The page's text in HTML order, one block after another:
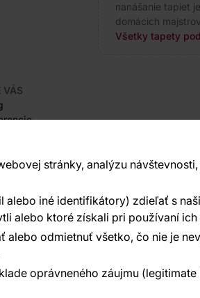
stránky, analýzu
alebo iné identifikátory) zdieľať s
alebo ktoré získali pri používaní ich
odmietnuť všetko, čo nie je
oprávneného záujmu
nanášanie tapiet
domácich majstrov.
Všetky tapety
VÁS
otázky